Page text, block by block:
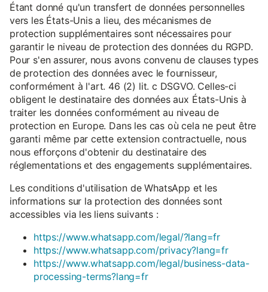
Étant donné qu'un transfert de données personnelles
vers les États-Unis a lieu, des mécanismes de
protection supplémentaires sont nécessaires pour
garantir le niveau de protection des données du RGPD.
Pour s'en assurer, nous avons convenu de clauses types
de protection des données avec le fournisseur,
conformément à l'art. 46 (2) lit. c DSGVO. Celles-ci
obligent le destinataire des données aux États-Unis à
traiter les données conformément au niveau de
protection en Europe. Dans les cas où cela ne peut être
garanti même par cette extension contractuelle, nous
nous efforçons d'obtenir du destinataire des
réglementations et des engagements supplémentaires.
Les conditions d'utilisation de WhatsApp et les
informations sur la protection des données sont
accessibles via les liens suivants :
https://www.whatsapp.com/legal/?lang=fr
https://www.whatsapp.com/privacy?lang=fr
https://www.whatsapp.com/legal/business-data-
processing-terms?lang=fr